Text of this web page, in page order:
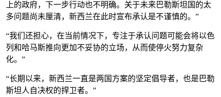
上的政府，下一步行动也不明确。关于未来巴勒斯坦国的太
多问题尚未厘清，新西兰在此时宣布承认是不谨慎的。”
“我们还担心，在当前情况下，专注于承认问题可能会将以色
列和哈马斯推向更加不妥协的立场，从而使停火努力复杂
化。”
“长期以来，新西兰一直是两国方案的坚定倡导者，也是巴勒
斯坦人自决权的捍卫者。”